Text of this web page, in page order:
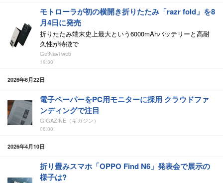
モトローラが初の横開き折りたたみ「razr fold」を8
月4日に発売
折りたたみ端末史上最大という6000mAhバッテリーと高耐
久性が特徴で
GetNavi web
19:30
2026年6月22日
電子ペーパーをPC用モニターに採用 クラウドファ
ンディングで注目
GIGAZINE（ギガジン）
06:00
2026年4月10日
折り畳みスマホ「OPPO Find N6」発表会で展示の
様子は?